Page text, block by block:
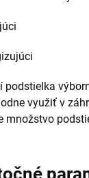
podstielka
využiť v
množstvo